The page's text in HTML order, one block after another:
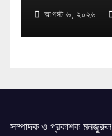
আগস্ট ৬, ২০২৬
সম্পাদক ও প্রকাশক মনজুরুল